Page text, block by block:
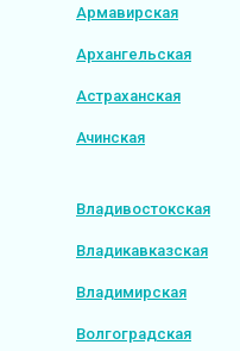
Армавирская
Архангельская
Ачинская
Астраханская
Владивостокская
Владикавказская
Владимирская
Волгоградская